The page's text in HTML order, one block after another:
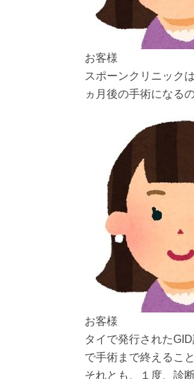
お客様
スポーンクリニック
ヵ月後の手術になる
お客様
タイで発行された
で手術まで終えるこ
それとも、１度、診